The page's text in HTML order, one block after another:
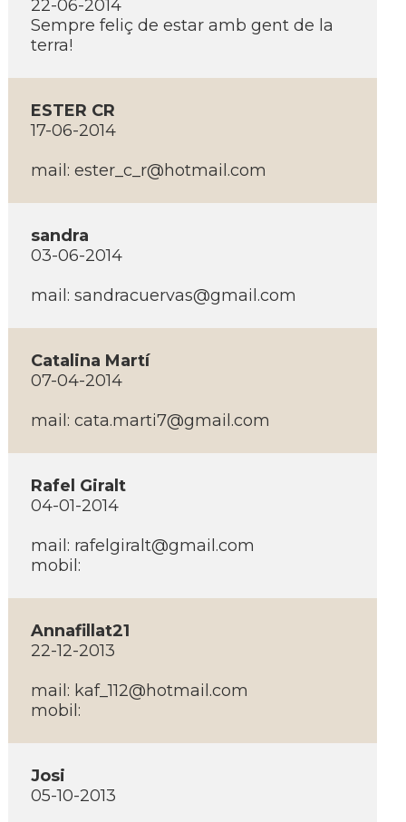
22-06-2014
Sempre feliç de estar amb gent de la
terra!
ESTER CR
17-06-2014
mail: ester_c_r@hotmail.com
sandra
03-06-2014
mail: sandracuervas@gmail.com
Catalina Martí­
07-04-2014
mail: cata.marti7@gmail.com
Rafel Giralt
04-01-2014
mail: rafelgiralt@gmail.com
mobil:
Annafillat21
22-12-2013
mail: kaf_112@hotmail.com
mobil:
Josi
05-10-2013